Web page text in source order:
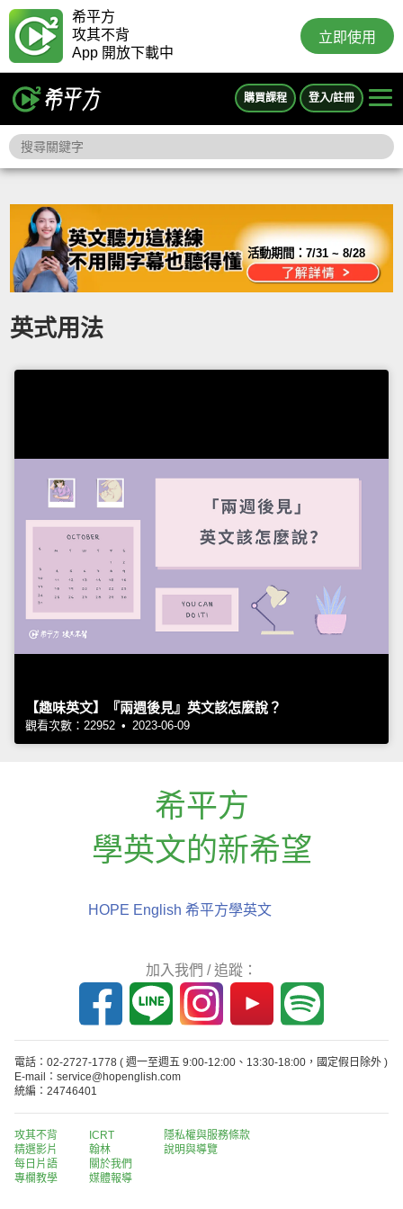
希平方
攻其不背
App 開放下載中
立即使用
購買課程 登入/註冊
活動期間：7/31 ~ 8/28
英式用法
【趣味英文】『兩週後見』英文該怎麼說？
觀看次數：22952 • 2023-06-09
希平方
學英文的新希望
HOPE English 希平方學英文
加入我們 / 追蹤：
電話：02-2727-1778 ( 週一至週五 9:00-12:00、13:30-18:00，國定假日除外 )
E-mail：service@hopenglish.com
統編：24746401
攻其不背
精選影片
每日片語
專欄教學
ICRT
翰林
關於我們
媒體報導
隱私權與服務條款
說明與導覽